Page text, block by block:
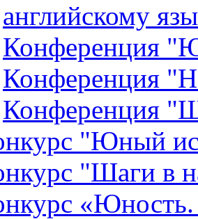
английскому
Конференция
Конференция
Конференция
"Юный
"Шаги в
«Юность.